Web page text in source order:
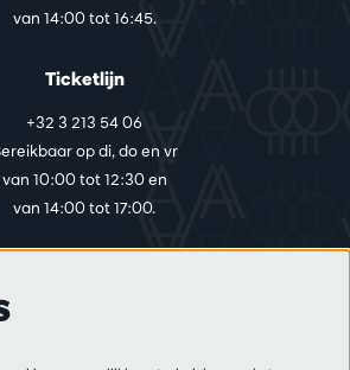
van 14:00 tot 16:45.
Ticketlijn
+32 3 213 54 06
op di, do en vr
van 10:00 tot 12:30 en
van 14:00 tot 17:00.